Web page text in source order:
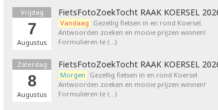
Vrijdag
7
Augustus
FietsFotoZoekTocht RAAK KOERSEL
Vandaag Gezellig fietsen in en rond Koersel.
Antwoorden zoeken en mooie prijzen winnen!
Formulieren te (…)
Zaterdag
8
Augustus
FietsFotoZoekTocht RAAK KOERSEL
Morgen Gezellig fietsen in en rond Koersel.
Antwoorden zoeken en mooie prijzen winnen!
Formulieren te (…)